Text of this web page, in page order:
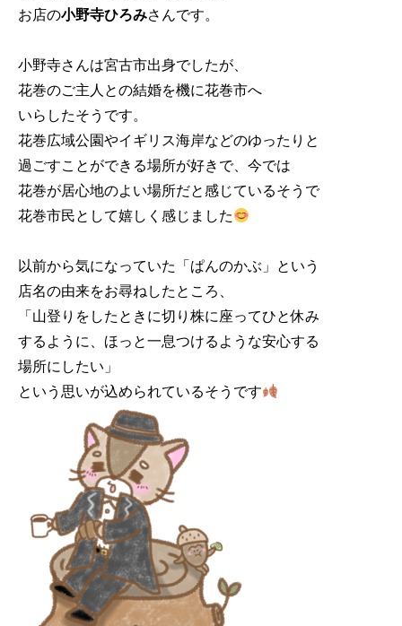
お店の小野寺ひろみさんです。
小野寺さんは宮古市出身でしたが、
花巻のご主人との結婚を機に花巻市へ
いらしたそうです。
花巻広域公園やイギリス海岸などのゆったりと
過ごすことができる場所が好きで、今では
花巻が居心地のよい場所だと感じているそうで
花巻市民として嬉しく感じました
以前から気になっていた「ぱんのかぶ」という
店名の由来をお尋ねしたところ、
「山登りをしたときに切り株に座ってひと休み
するように、ほっと一息つけるような安心する
場所にしたい」
という思いが込められているそうです